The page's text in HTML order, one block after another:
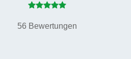
56 Bewertungen